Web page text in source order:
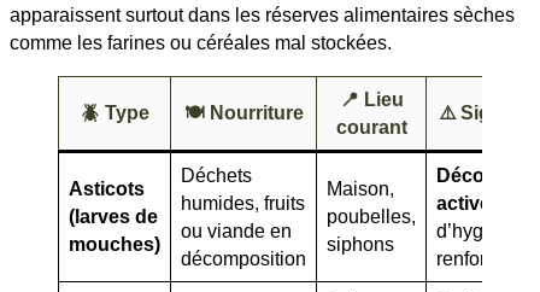
apparaissent surtout dans les réserves alimentaires sèches
comme les farines ou céréales mal stockées.
🪲 Type 🍽️ Nourriture
📍 Lieu
courant
⚠️
Asticots
(larves de
mouches)
Déchets
humides, fruits
ou viande en
décomposition
Maison,
poubelles,
siphons
active
d’hygiène
renforcée